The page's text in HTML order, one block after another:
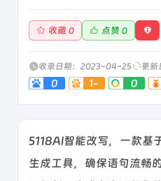
收藏 0 点赞 0
收录日期：2023-04-25 更
0 1- 0
5118AI智能改写，一款基
生成工具，确保语句流畅